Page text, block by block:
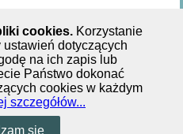
w Parczewie,ul. 11
+48 833 551 244
with Artisteer by
cookies. Korzystanie
dotyczących
na ich zapis lub
Państwo dokonać
cookies w każdym
szczegółów...
się